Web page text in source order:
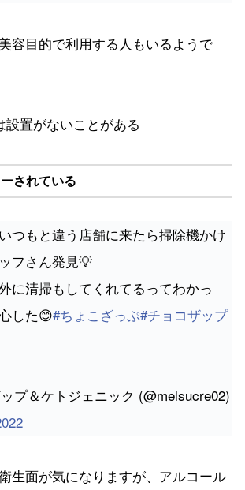
容目的で利用する人もいるようで
置がないことがある
されている
つもと違う店舗に来たら掃除機かけ
フさん発見💡
に清掃もしてくれてるってわかっ
した😊#ちょこざっぷ#チョコザップ
プ＆ケトジェニック (@melsucre02)
生面が気になりますが、アルコール